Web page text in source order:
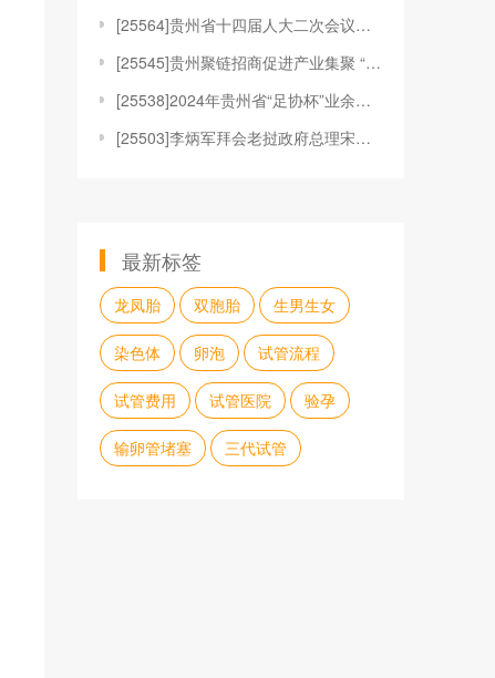
[25564]贵州省十四届人大二次会议隆重开幕
[25545]贵州聚链招商促进产业集聚 “链”出发展新
[25538]2024年贵州省“足协杯”业余足球冠军赛
[25503]李炳军拜会老挝政府总理宋赛·西潘敦
最新标签
龙凤胎 双胞胎 生男生女
染色体 卵泡 试管流程
试管费用 试管医院 验孕
输卵管堵塞 三代试管